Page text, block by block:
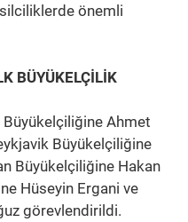
önemli
BÜYÜKELÇİLİK
Ahmet
Büyükelçiliğine
Büyükelçiliğine Hakan
Hüseyin Ergani ve
görevlendirildi.